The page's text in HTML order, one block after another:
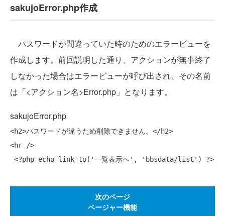
sakujoError.php作成
パスワードが間違っていた時のためのエラービューを
作成します。前回説明した通り、アクションが無事終了
しなかった場合はエラービューが呼び出され、その名前
は「<アクション名>Error.php」となります。
sakujoError.php
<h2>パスワードが違うため削除できません。</h2>
<hr />
<?php echo link_to( '一覧表示へ' , 'bbsdata/list'
次のページ
ページャー機能